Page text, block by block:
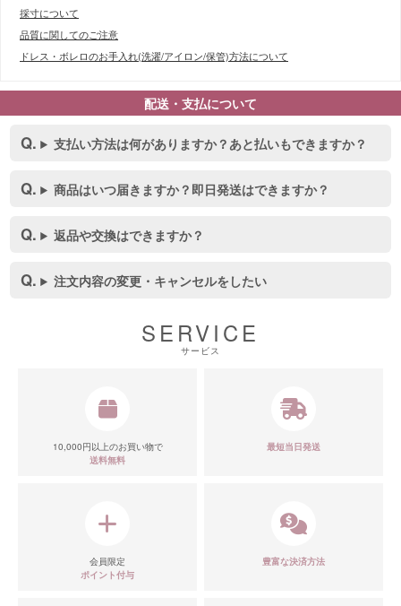
採寸について
品質に関してのご注意
ドレス・ボレロのお手入れ(洗濯/アイロン/保管)方法について
配送・支払について
支払い方法は何がありますか？あと払いもできますか？
商品はいつ届きますか？即日発送はできますか？
返品や交換はできますか？
注文内容の変更・キャンセルをしたい
SERVICE
サービス
10,000円以上のお買い物で
送料無料
最短当日発送
会員限定
ポイント付与
豊富な決済方法